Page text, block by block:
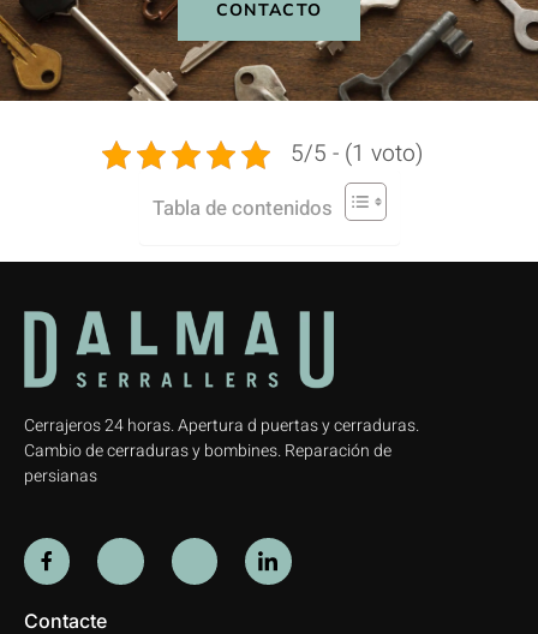
CONTACTO
5/5 - (1 voto)
Tabla de contenidos
Cerrajeros 24 horas. Apertura d puertas y cerraduras.
Cambio de cerraduras y bombines. Reparación de
persianas
Contacte